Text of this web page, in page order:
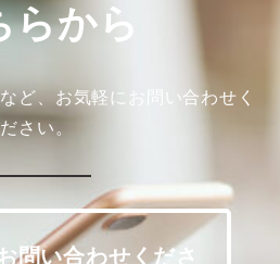
らから
ど、お気軽にお問い合わせく
ださい。
問い合わせくださ